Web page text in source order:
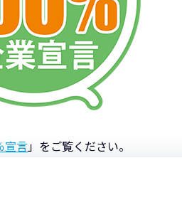
宣言」をご覧ください。